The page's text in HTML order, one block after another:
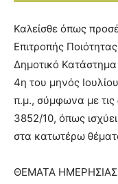
Καλείσθε όπως
Επιτροπής
Δημοτικό
4η του μηνός
π.μ., σύμφωνα με τις
3852/10, όπως
στα κατωτέρω
ΘΕΜΑΤΑ ΗΜΕΡΗΣΙΑΣ